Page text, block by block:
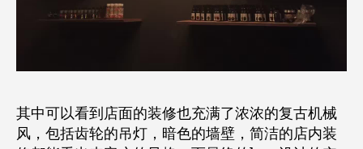
其中可以看到店面的装修也充满了浓浓的复古机械
风，包括齿轮的吊灯，暗色的墙壁，简洁的店内装